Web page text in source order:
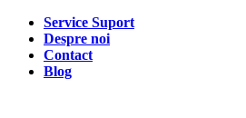
Service Suport
Despre noi
Contact
Blog